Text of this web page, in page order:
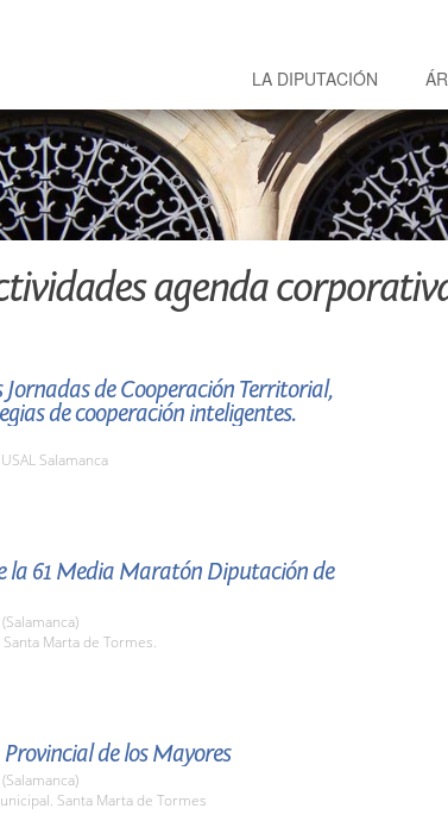
LA DIPUTACIÓN
agenda
de Cooperación Territorial,
de cooperación inteligentes.
Salamanca
la 61 Media Maratón Diputación de
Marta de Tormes.
de los Mayores
Santa Marta de Tormes